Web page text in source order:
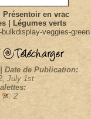
Présentoir en vrac
| Légumes verts
veggies-green
Date de Publication:
July 1st
: 2